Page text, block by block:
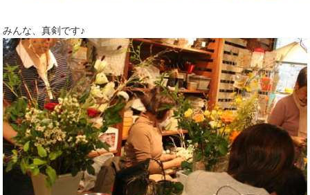
みんな、真剣です♪